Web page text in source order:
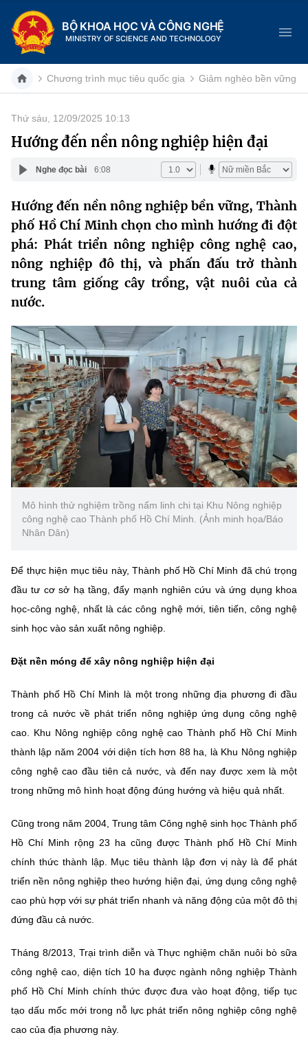
BỘ KHOA HỌC VÀ CÔNG NGHỆ
MINISTRY OF SCIENCE AND TECHNOLOGY
Danh mục
Trang chủ
Chức năng nhiệm vụ
Cơ cấu tổ chức
Lịch sử phát triển
Sở Khoa học và Công nghệ
Tin tức sự kiện
Khoa học và Công nghệ
Đổi mới sáng tạo
Chuyển đổi số
Bưu chính, Viễn thông
Sở hữu trí tuệ
Tiêu chuẩn, đo lường, chất lượng
Năng lượng nguyên tử
Tin địa phương
Dịch vụ công
Hệ thống văn bản
Văn bản QPPL
Văn bản chỉ đạo điều hành
Lấy ý kiến người dân về dự thảo VBQPPL
THỐNG KÊ
Khoa học và Công nghệ
Đổi mới sáng tạo
Chuyển đổi số
Bưu chính, Viễn thông
Sở hữu trí tuệ
Năng lượng nguyên tử
Multimedia
THƯ ĐIỆN TỬ
Khác
Videos
Infographic
Ảnh
Nhiệm vụ trọng tâm
BỘ KHOA HỌC VÀ CÔNG NGHỆ
MINISTRY OF SCIENCE AND TECHNOLOGY
Điều khoản sử dụng Theo dõi MST:
Chịu trách nhiệm nội dung: Nguyễn Thị Hải Hằng
Địa chỉ: Ban Biên tập Cổng TTĐT - 18 Nguyễn Du, TP. Hà Nội
Điện thoại: 024 3936 9506
Email: stc@mst.gov.vn
(Ghi rõ nguồn "https://mst.gov.vn" khi phát hành lại thông tin từ
Chương trình mục tiêu quốc gia Giảm nghèo bền vững
Thứ sáu, 12/09/2025 10:13
Hướng đến nền nông nghiệp hiện đại
Nghe đọc bài 6:08
Hướng đến nền nông nghiệp bền vững, Thành
phố Hồ Chí Minh chọn cho mình hướng đi đột
phá: Phát triển nông nghiệp công nghệ cao,
nông nghiệp đô thị, và phấn đấu trở thành
trung tâm giống cây trồng, vật nuôi của cả
nước.
Mô hình thử nghiệm trồng nấm linh chi tại Khu Nông nghiệp
công nghệ cao Thành phố Hồ Chí Minh. (Ảnh minh họa/Báo
Nhân Dân)
Để thực hiện mục tiêu này, Thành phố Hồ Chí Minh đã chú trọng
đầu tư cơ sở hạ tầng, đẩy mạnh nghiên cứu và ứng dụng khoa
học-công nghệ, nhất là các công nghệ mới, tiên tiến, công nghệ
sinh học vào sản xuất nông nghiệp.
Đặt nền móng để xây nông nghiệp hiện đại
Thành phố Hồ Chí Minh là một trong những địa phương đi đầu
trong cả nước về phát triển nông nghiệp ứng dụng công nghệ
cao. Khu Nông nghiệp công nghệ cao Thành phố Hồ Chí Minh
thành lập năm 2004 với diện tích hơn 88 ha, là Khu Nông nghiệp
công nghệ cao đầu tiên cả nước, và đến nay được xem là một
trong những mô hình hoạt động đúng hướng và hiệu quả nhất.
Cũng trong năm 2004, Trung tâm Công nghệ sinh học Thành phố
Hồ Chí Minh rộng 23 ha cũng được Thành phố Hồ Chí Minh
chính thức thành lập. Mục tiêu thành lập đơn vị này là để phát
triển nền nông nghiệp theo hướng hiện đại, ứng dụng công nghệ
cao phù hợp với sự phát triển nhanh và năng động của một đô thị
đứng đầu cả nước.
Tháng 8/2013, Trại trình diễn và Thực nghiệm chăn nuôi bò sữa
công nghệ cao, diện tích 10 ha được ngành nông nghiệp Thành
phố Hồ Chí Minh chính thức được đưa vào hoạt động, tiếp tục
tạo dấu mốc mới trong nỗ lực phát triển nông nghiệp công nghệ
cao của địa phương này.